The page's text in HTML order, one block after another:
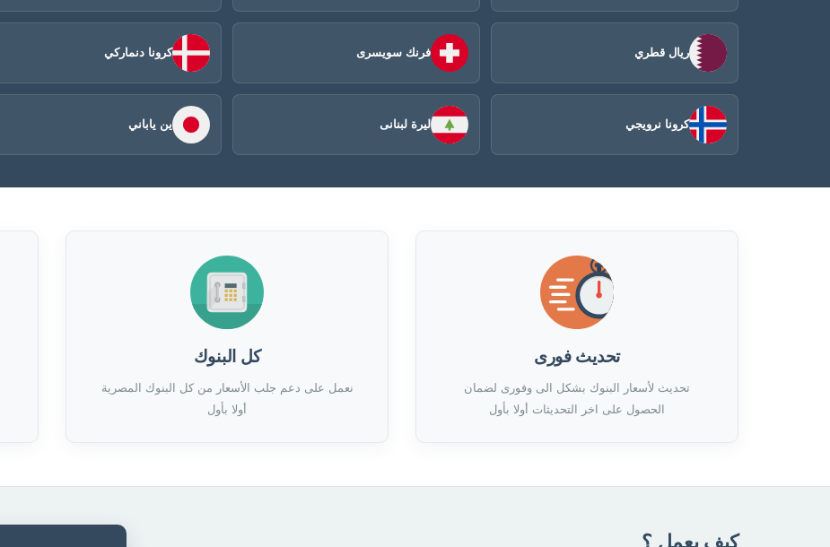
ريال قطري فرنك سويسرى كرونا دنماركي
كرونا نرويجي ليرة لبنانى ين ياباني
تحديث فورى
تحديث لأسعار البنوك بشكل الى وفورى لضمان
الحصول على اخر التحديثات أولا بأول
كل البنوك
نعمل على دعم جلب الأسعار من كل البنوك المصرية
أولا بأول
كيف يعمل ؟